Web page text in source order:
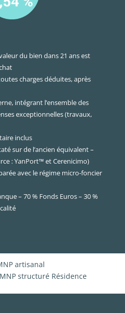
du bien dans 21 ans est
charges déduites, après
intégrant l’ensemble des
exceptionnelles (travaux,
inclus
sur de l’ancien équivalent –
: YanPort™ et Cerenicimo)
avec le régime micro-foncier
– 70 % Fonds Euros – 30 %
artisanal
structuré Résidence